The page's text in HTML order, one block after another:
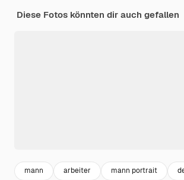
Diese Fotos könnten dir auch gefallen
mann arbeiter mann portrait